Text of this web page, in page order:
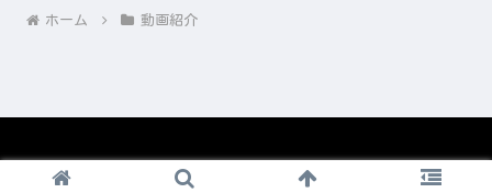
ホーム 動画紹介
© 2008-2026 1nico.